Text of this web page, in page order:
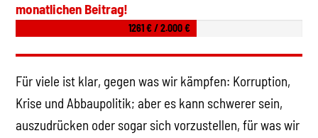
monatlichen Beitrag!
1261 € / 2.000 €
Für viele ist klar, gegen was wir kämpfen: Korruption,
Krise und Abbaupolitik; aber es kann schwerer sein,
auszudrücken oder sogar sich vorzustellen, für was wir